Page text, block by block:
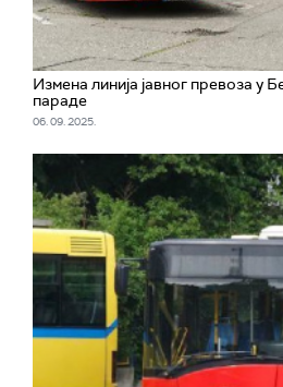
Измена линија јавног превоза у
параде
06. 09. 2025.